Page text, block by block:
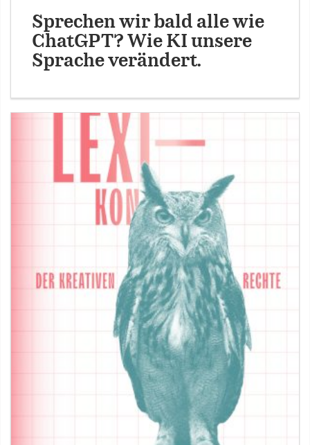
Sprechen wir bald alle wie
ChatGPT? Wie KI unsere
Sprache verändert.